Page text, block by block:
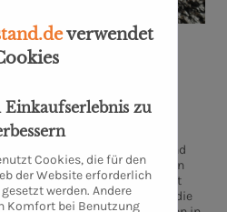
33 km
zwischen Ganderkesee und
und Schweine. Wir bieten
aus eigener Landwirtschaft
und Gesundheit sind die
verwendet
zu
Cookies, die für den
der Website erforderlich
werden. Andere
Komfort bei Benutzung